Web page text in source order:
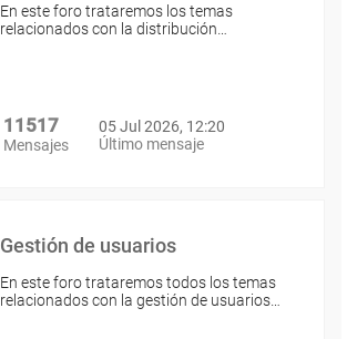
En este foro trataremos los temas
relacionados con la distribución…
11517
Mensajes
05 Jul 2026, 12:20
Último mensaje
Gestión de usuarios
En este foro trataremos todos los temas
relacionados con la gestión de usuarios…